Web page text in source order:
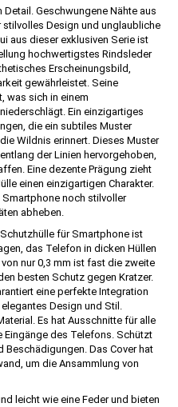
Geschwungene Nähte aus
Design und unglaubliche
aus dieser exklusiven Serie ist
hochwertigstes Rindsleder
Erscheinungsbild,
gewährleistet. Seine
was sich in einem
Ein einzigartiges
die ein subtiles Muster
Wildnis erinnert. Dieses Muster
der Linien hervorgehoben,
Eine dezente Prägung zieht
einen einzigartigen Charakter.
Smartphone noch stilvoller
abheben.
für Smartphone ist
das Telefon in dicken Hüllen
nur 0,3 mm ist fast die zweite
besten Schutz gegen Kratzer.
eine perfekte Integration
Design und Stil.
Es hat Ausschnitte für alle
Eingänge des Telefons. Schützt
Das Cover hat
um die Ansammlung von
leicht wie eine Feder und bieten